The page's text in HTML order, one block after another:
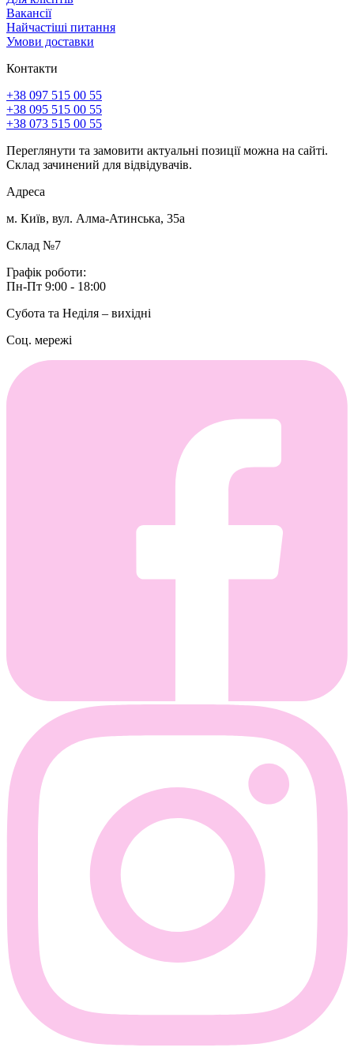
Вакансії
Найчастіші питання
Умови доставки
Контакти
+38 097 515 00 55
+38 095 515 00 55
+38 073 515 00 55
Переглянути та замовити актуальні позиції можна на сайті.
Склад зачинений для відвідувачів.
Адреса
м. Київ, вул. Алма-Атинська, 35а
Склад №7
Графік роботи:
Пн-Пт 9:00 - 18:00
Субота та Неділя – вихідні
Соц. мережі